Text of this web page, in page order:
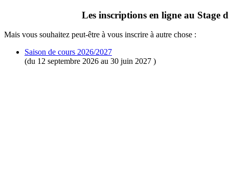
Les inscriptions en ligne au Stage
Mais vous souhaitez peut-être à vous inscrire à autre chose :
Saison de cours 2026/2027
(du 12 septembre 2026 au 30 juin 2027 )